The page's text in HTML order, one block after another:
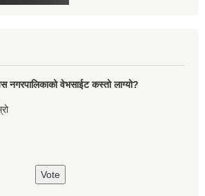
नगरपालिकाको वेभसाईट कस्तो लाग्यो?